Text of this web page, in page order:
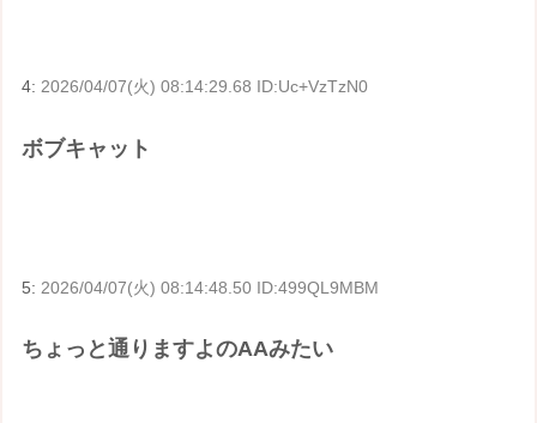
4:2026/04/07(火) 08:14:29.68 ID:Uc+VzTzN0
ボブキャット
5: 2026/04/07(火) 08:14:48.50 ID:499QL9MBM
ちょっと通りますよのAAみたい